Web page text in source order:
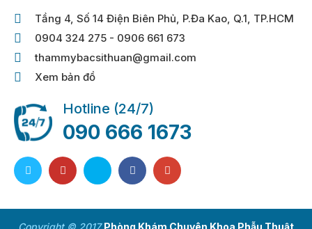
Tầng 4, Số 14 Điện Biên Phủ, P.Đa Kao, Q.1, TP.HCM
0904 324 275 - 0906 661 673
thammybacsithuan@gmail.com
Xem bản đồ
Hotline (24/7)
090 666 1673
Copyright © 2017Phòng Khám Chuyên Khoa Phẫu Thuật